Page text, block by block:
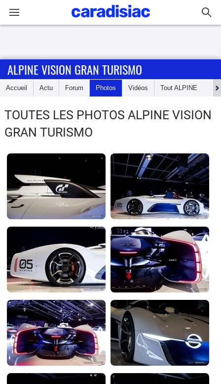
Accueil
Essais
d'achat
Electriques
Utilitaires
Auto
Services
Forum
Moto
Marques
ALPINE VISION GRAN TURISMO
Accueil Actu Forum Photos Vidéos Tout ALPINE
TOUTES LES PHOTOS ALPINE VISION
GRAN TURISMO